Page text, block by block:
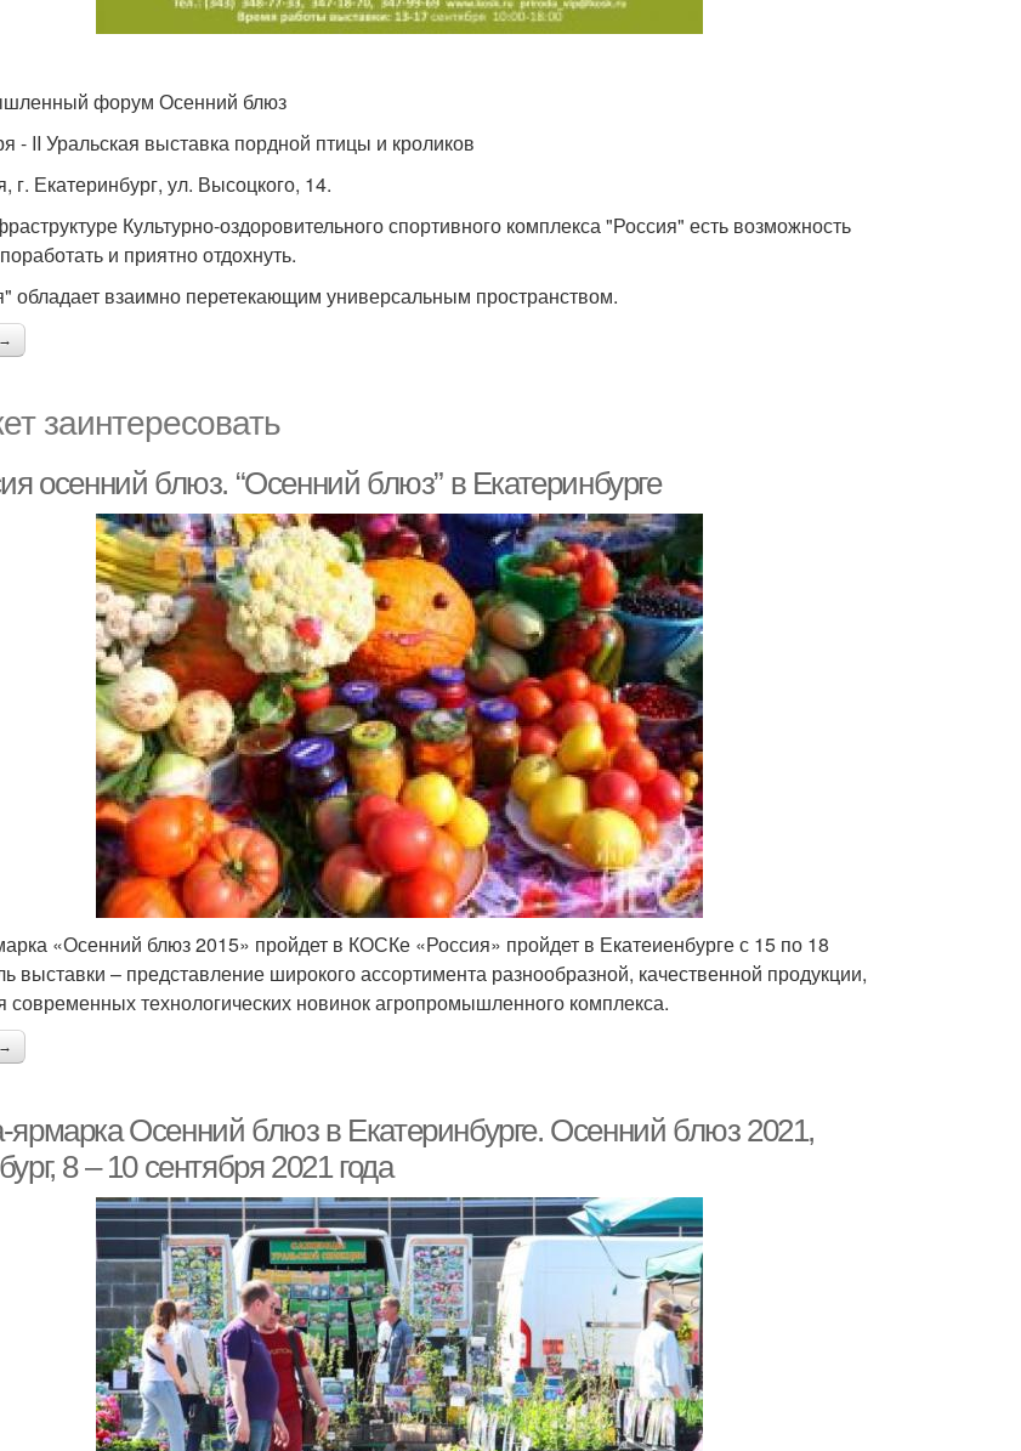
форум Осенний блюз
- II Уральская выставка пордной птицы и кроликов
г. Екатеринбург, ул. Высоцкого, 14.
Культурно-оздоровительного спортивного комплекса "Россия" есть возможность
и приятно отдохнуть.
обладает взаимно перетекающим универсальным пространством.
заинтересовать
осенний блюз. “Осенний блюз” в Екатеринбурге
«Осенний блюз 2015» пройдет в КОСКе «Россия» пройдет в Екатеиенбурге с 15 по 18
выставки – представление широкого ассортимента разнообразной, качественной продукции,
современных технологических новинок агропромышленного комплекса.
ярмарка Осенний блюз в Екатеринбурге. Осенний блюз 2021,
8 – 10 сентября 2021 года